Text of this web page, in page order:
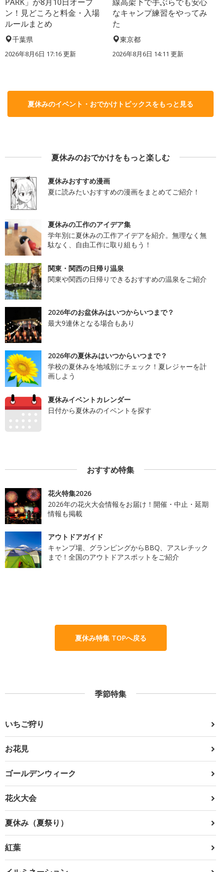
ン！見どころと料金・入場
ルールまとめ
千葉県
2026年8月6日 17:16更新
なキャンプ練習をやってみ
た
東京都
2026年8月6日 14:11 更新
夏休みのイベント・おでかけトピックスをもっと見る
夏休みのおでかけをもっと楽しむ
夏休みおすすめ漫画
夏に読みたいおすすめの漫画をまとめてご紹介！
夏休みの工作のアイデア集
学年別に夏休みの工作アイデアを紹介。無理なく無
駄なく、自由工作に取り組もう！
関東・関西の日帰り温泉
関東や関西の日帰りできるおすすめの温泉をご紹介
2026年のお盆休みはいつからいつまで？
最大9連休となる場合もあり
2026年の夏休みはいつからいつまで？
学校の夏休みを地域別にチェック！夏レジャーを計
画しよう
夏休みイベントカレンダー
日付から夏休みのイベントを探す
おすすめ特集
花火特集2026
2026年の花火大会情報をお届け！開催・中止・延期
情報も掲載
アウトドアガイド
キャンプ場、グランピングからBBQ、アスレチック
まで！全国のアウトドアスポットをご紹介
夏休み特集 TOPへ戻る
季節特集
いちご狩り
お花見
ゴールデンウィーク
花火大会
夏休み（夏祭り）
紅葉